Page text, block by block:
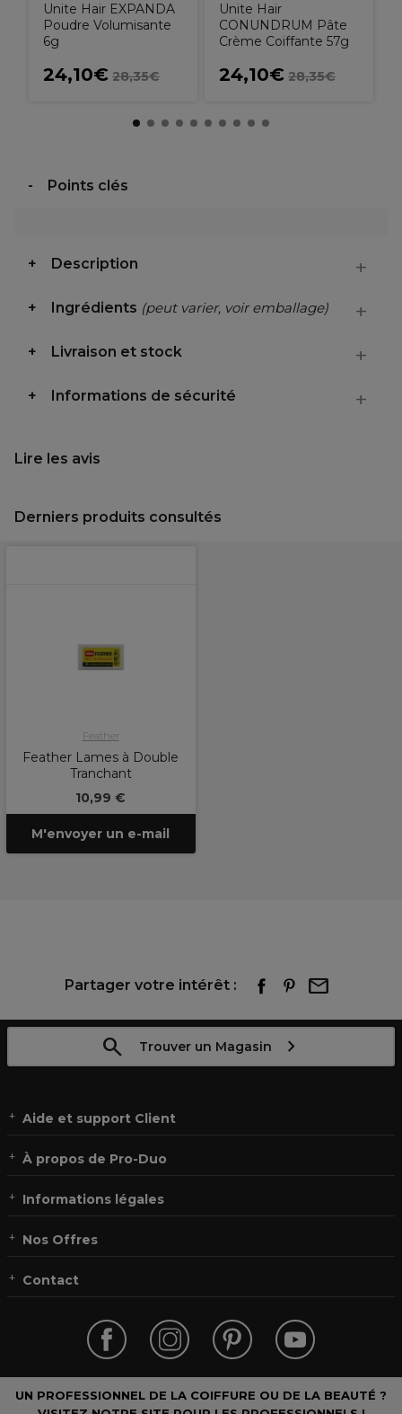
Unite Hair EXPANDA
Poudre Volumisante
6g
24,10€ 28,35€
Unite Hair
CONUNDRUM Pâte
Crème Coiffante 57g
24,10€ 28,35€
Points clés
Description
Ingrédients (peut varier, voir emballage)
Livraison et stock
Informations de sécurité
Lire les avis
Derniers produits consultés
Feather
Feather Lames à Double
Tranchant
10,99 €
M'envoyer un e-mail
Partager votre intérêt :
Trouver un Magasin
Aide et support Client
À propos de Pro-Duo
Informations légales
Nos Offres
Contact
UN PROFESSIONNEL DE LA COIFFURE OU DE LA BEAUTÉ ?